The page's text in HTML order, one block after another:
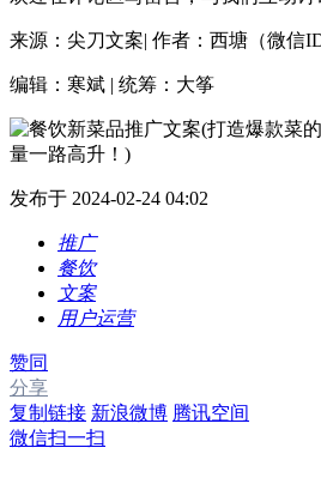
来源：尖刀文案| 作者：西塘（微信ID
编辑：寒斌 | 统筹：大筝
发布于 2024-02-24 04:02
推广
餐饮
文案
用户运营
赞同
分享
复制链接 新浪微博 腾讯空间
微信扫一扫